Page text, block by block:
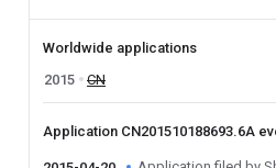
Worldwide applications
2015
CN
Application CN201510188693.6A